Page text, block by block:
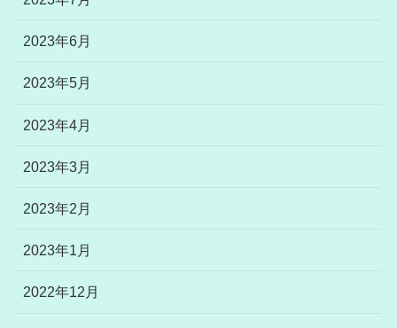
2023年6月
2023年5月
2023年4月
2023年3月
2023年2月
2023年1月
2022年12月